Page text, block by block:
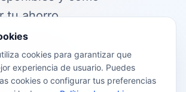
tu ahorro.
de la guía:
el autoconsumo
cookies para garantizar que
experiencia de usuario. Puedes
cookies o configurar tus preferencias